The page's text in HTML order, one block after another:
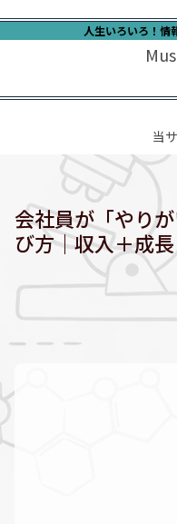
人生いろいろ！情
当
会社員が「やり
び方｜収入＋成